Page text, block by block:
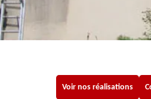
Voir nos réalisations